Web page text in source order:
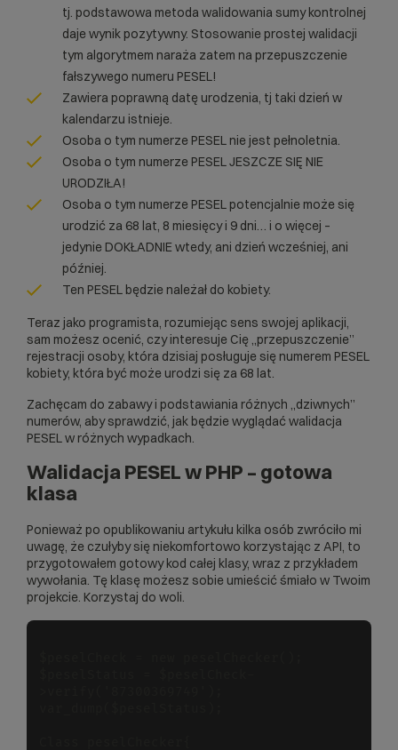
tj. podstawowa metoda walidowania sumy kontrolnej
daje wynik pozytywny. Stosowanie prostej walidacji
tym algorytmem naraża zatem na przepuszczenie
fałszywego numeru PESEL!
Zawiera poprawną datę urodzenia, tj taki dzień w
kalendarzu istnieje.
Osoba o tym numerze PESEL nie jest pełnoletnia.
Osoba o tym numerze PESEL JESZCZE SIĘ NIE
URODZIŁA!
Osoba o tym numerze PESEL potencjalnie może się
urodzić za 68 lat, 8 miesięcy i 9 dni… i o więcej –
jedynie DOKŁADNIE wtedy, ani dzień wcześniej, ani
później.
Ten PESEL będzie należał do kobiety.
Teraz jako programista, rozumiejąc sens swojej aplikacji,
sam możesz ocenić, czy interesuje Cię „przepuszczenie”
rejestracji osoby, która dzisiaj posługuje się numerem PESEL
kobiety, która być może urodzi się za 68 lat.
Zachęcam do zabawy i podstawiania różnych „dziwnych”
numerów, aby sprawdzić, jak będzie wyglądać walidacja
PESEL w różnych wypadkach.
Walidacja PESEL w PHP – gotowa
klasa
Ponieważ po opublikowaniu artykułu kilka osób zwróciło mi
uwagę, że czułyby się niekomfortowo korzystając z API, to
przygotowałem gotowy kod całej klasy, wraz z przykładem
wywołania. Tę klasę możesz sobie umieścić śmiało w Twoim
projekcie. Korzystaj do woli.